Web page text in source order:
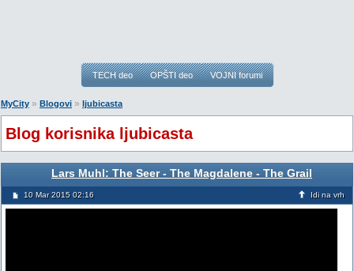
TECH deo OPŠTI deo VOJNI forumi
MyCity » Blogovi » ljubicasta
Blog korisnika ljubicasta
Lars Muhl: The Seer - The Magdalene - The Grail
10 Mar 2015 02:16 Idi na vrh